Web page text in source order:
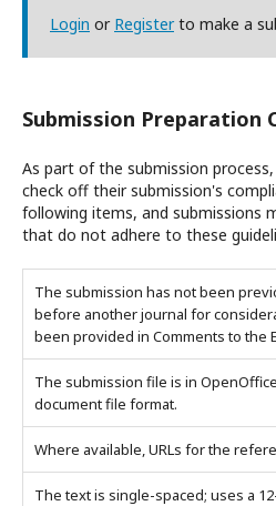
Login or Registerto make a
Submission Preparation
As part of the submission
check off their submission's
following items, and submissions
that do not adhere to these
The submission has not been
before another journal for
been provided in Comments to the
The submission file is in
document file format.
Where available, URLs for the
The text is single-spaced; uses a